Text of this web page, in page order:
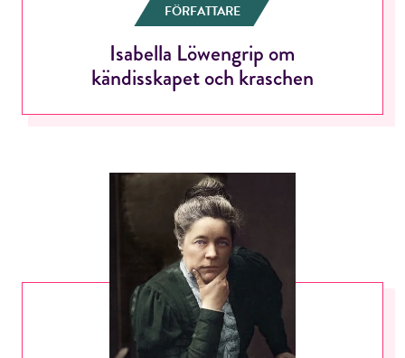
FÖRFATTARE
Isabella Löwengrip om
kändisskapet och kraschen